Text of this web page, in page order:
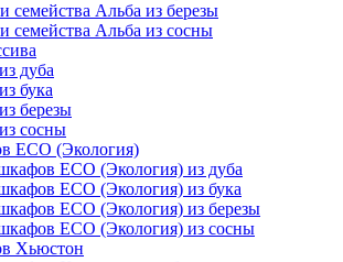
семейства Альба из березы
семейства Альба из сосны
дуба
бука
березы
сосны
ECO (Экология)
ECO (Экология) из дуба
ECO (Экология) из бука
ECO (Экология) из березы
ECO (Экология) из сосны
Хьюстон